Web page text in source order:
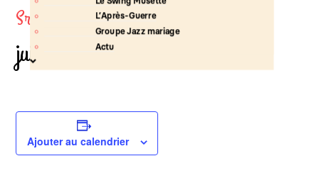
L’Après-Guerre
Groupe Jazz mariage
Actu
Sr Prix (07)
juillet 11 @ 8h00
Ajouter au calendrier